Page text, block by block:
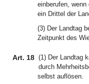
einberufen,
ein Drittel der
(3) Der Landtag
Zeitpunkt des
Art. 18 (1) Der Landtag
durch
selbst auflösen.